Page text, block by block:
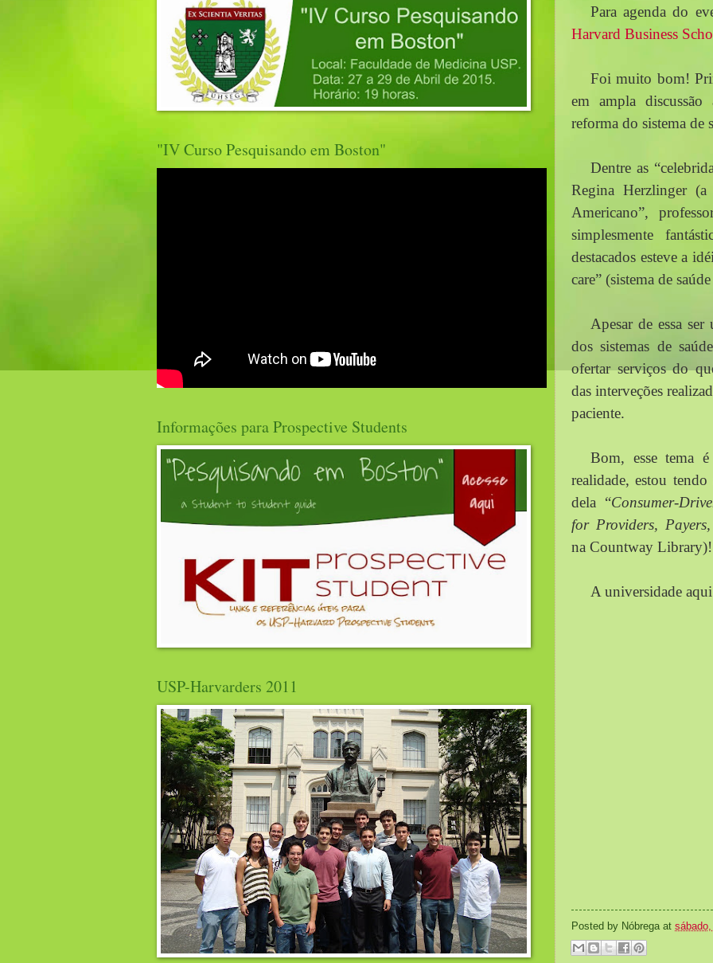
Para agenda do
Harvard Business
Foi muito bom!
em ampla
reforma do sistema de
Dentre as
Regina Herzlinger
Americano”,
simplesmente
destacados esteve a
care” (sistema de
Apesar de essa
dos sistemas de
ofertar serviços do
das interveções
paciente.
Bom, esse tema
realidade, estou
dela “Consumer-
for Providers,
na Countway
A universidade
Posted by Nóbrega at
"IV Curso Pesquisando em Boston"
Informações para Prospective Students
USP-Harvarders 2011